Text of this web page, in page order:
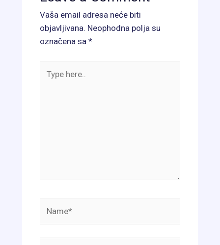
Vaša email adresa neće biti
objavljivana. Neophodna polja su
označena sa*
here..